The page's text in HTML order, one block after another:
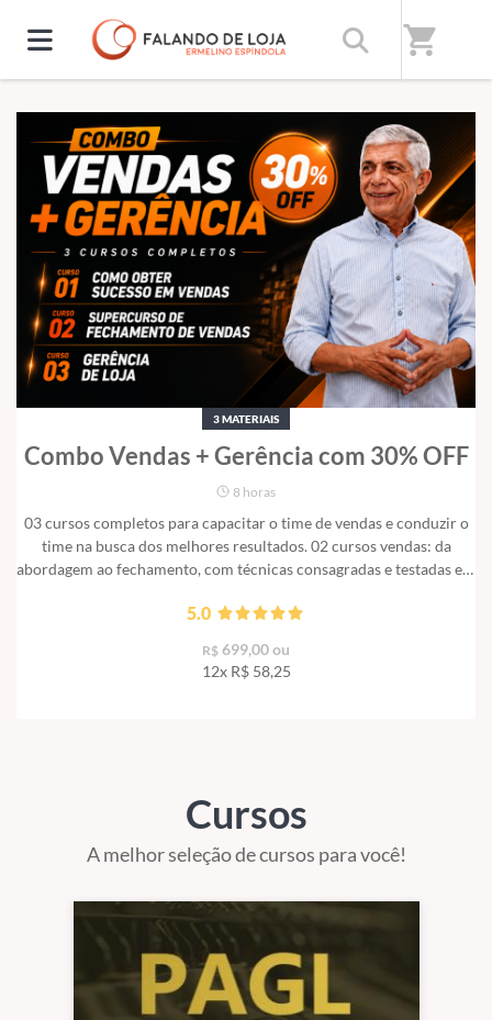
shopping_cart
Nossos destaques
Preços especiais por tempo limitado
3 MATERIAIS
Combo Vendas + Gerência com 30% OFF
8 horas
03 cursos completos para capacitar o time de vendas e conduzir o
time na busca dos melhores resultados. 02 cursos vendas: da
abordagem ao fechamento, com técnicas consagradas e testadas em
domine os fundamentos da liderança e transforme o time de vendas
5.0
R$ 699,00 ou
12x R$58,25
Cursos
A melhor seleção de cursos para você!